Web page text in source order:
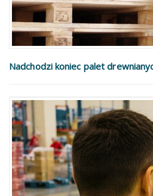
Nadchodzi koniec palet